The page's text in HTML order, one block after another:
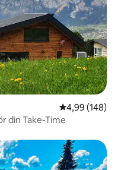
4,99 av 5 i
4,99 (148)
din Take-Time